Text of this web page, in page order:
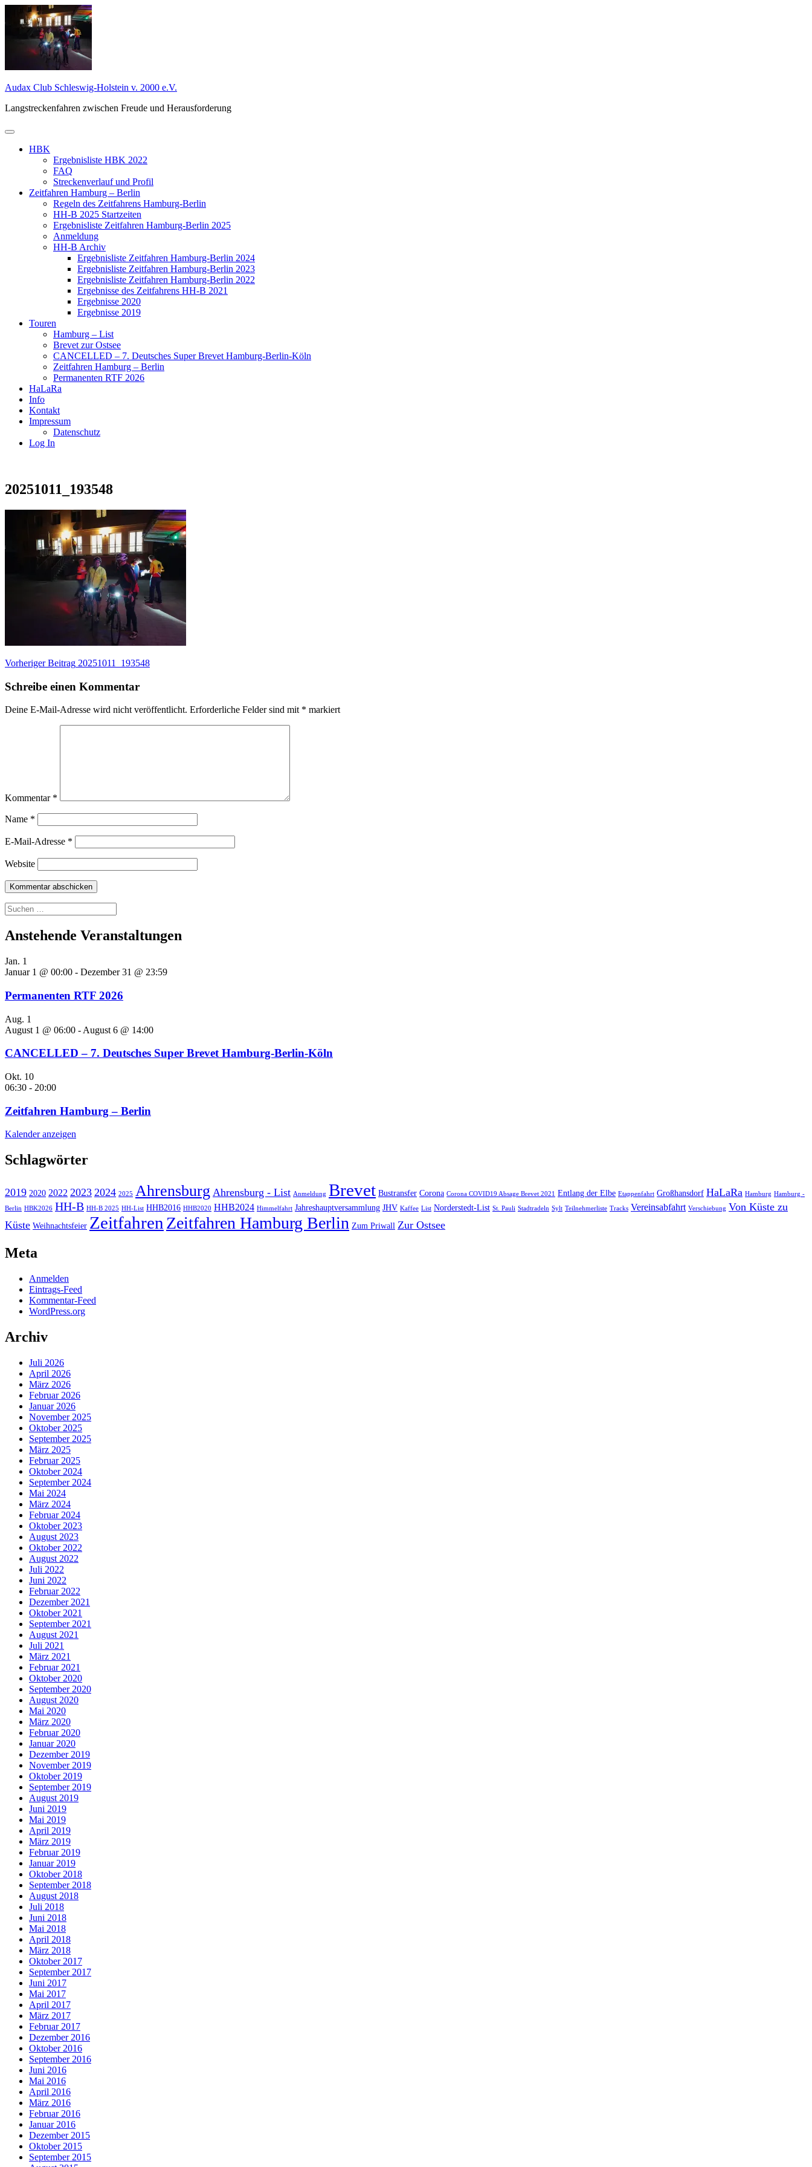
Inhalt
springen
Audax Club Schleswig-Holstein v. 2000 e.V.
Langstreckenfahren zwischen Freude und Herausforderung
Primäres
HBK
Ergebnisliste HBK 2022
FAQ
Streckenverlauf und Profil
Zeitfahren Hamburg – Berlin
Regeln des Zeitfahrens Hamburg-Berlin
HH-B 2025 Startzeiten
Ergebnisliste Zeitfahren Hamburg-Berlin 2025
Anmeldung
HH-B Archiv
Ergebnisliste Zeitfahren Hamburg-Berlin 2024
Ergebnisliste Zeitfahren Hamburg-Berlin 2023
Ergebnisliste Zeitfahren Hamburg-Berlin 2022
Ergebnisse des Zeitfahrens HH-B 2021
Ergebnisse 2020
Ergebnisse 2019
Touren
Hamburg – List
Brevet zur Ostsee
CANCELLED – 7. Deutsches Super Brevet Hamburg-Berlin-Köln
Zeitfahren Hamburg – Berlin
Permanenten RTF 2026
HaLaRa
Info
Kontakt
Impressum
Datenschutz
Log In
20251011_193548
Beitragsnavigation
Vorheriger Beitrag Vorheriger
20251011_193548
Schreibe einen Kommentar
Deine E-Mail-Adresse wird nicht veröffentlicht. Erforderliche Felder sind mit * markiert
Kommentar *
Name *
E-Mail-Adresse *
Website
Suchen
nach:
Anstehende Veranstaltungen
Jan. 1
Januar 1 @ 00:00 - Dezember 31 @ 23:59
Permanenten RTF 2026
Aug. 1
August 1 @ 06:00 - August 6 @ 14:00
CANCELLED – 7. Deutsches Super Brevet Hamburg-Berlin-Köln
Okt. 10
06:30 - 20:00
Zeitfahren Hamburg – Berlin
Kalender anzeigen
Schlagwörter
2019 2020 2022 2023 2024 2025 Ahrensburg Ahrensburg - List Anmeldung Brevet Bustransfer Corona Corona COVID19 Absage Brevet 2021 Entlang der Elbe Etappenfahrt Großhansdorf HaLaRa Hamburg Hamburg -
Berlin HBK2026 HH-B HH-B 2025 HH-List HHB2016 HHB2020 HHB2024 Himmelfahrt Jahreshauptversammlung JHV Kaffee List Norderstedt-List St. Pauli Stadtradeln Sylt Teilnehmerliste Tracks Vereinsabfahrt Verschiebung Von Küste zu
Küste Weihnachtsfeier Zeitfahren Zeitfahren Hamburg Berlin Zum Priwall Zur Ostsee
Meta
Anmelden
Eintrags-Feed
Kommentar-Feed
WordPress.org
Archiv
Juli 2026
April 2026
März 2026
Februar 2026
Januar 2026
November 2025
Oktober 2025
September 2025
März 2025
Februar 2025
Oktober 2024
September 2024
Mai 2024
März 2024
Februar 2024
Oktober 2023
August 2023
Oktober 2022
August 2022
Juli 2022
Juni 2022
Februar 2022
Dezember 2021
Oktober 2021
September 2021
August 2021
Juli 2021
März 2021
Februar 2021
Oktober 2020
September 2020
August 2020
Mai 2020
März 2020
Februar 2020
Januar 2020
Dezember 2019
November 2019
Oktober 2019
September 2019
August 2019
Juni 2019
Mai 2019
April 2019
März 2019
Februar 2019
Januar 2019
Oktober 2018
September 2018
August 2018
Juli 2018
Juni 2018
Mai 2018
April 2018
März 2018
Oktober 2017
September 2017
Juni 2017
Mai 2017
April 2017
März 2017
Februar 2017
Dezember 2016
Oktober 2016
September 2016
Juni 2016
Mai 2016
April 2016
März 2016
Februar 2016
Januar 2016
Dezember 2015
Oktober 2015
September 2015